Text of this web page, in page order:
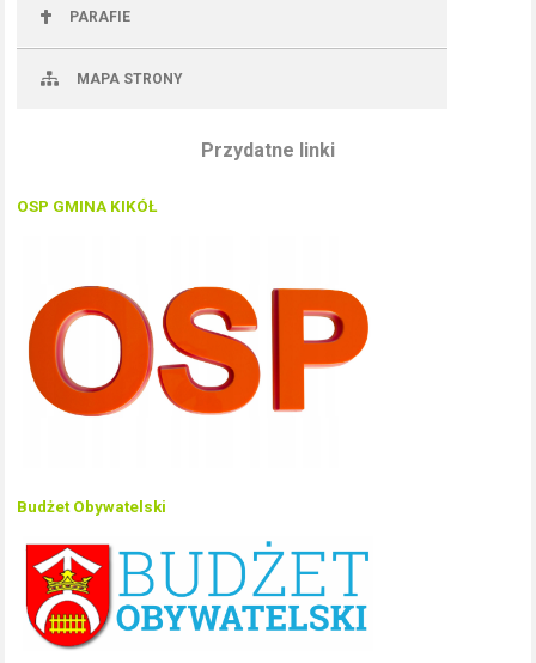
PARAFIE
MAPA STRONY
Przydatne linki
OSP GMINA KIKÓŁ
Budżet Obywatelski